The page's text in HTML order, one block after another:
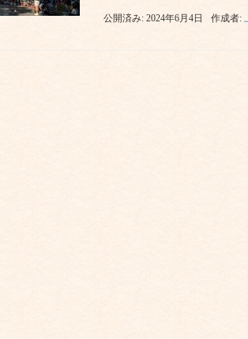
公開済み: 2024年6月4日 作成者: